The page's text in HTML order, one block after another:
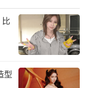
更新1集，8
，8月21日起周
酷，更多精彩，
型